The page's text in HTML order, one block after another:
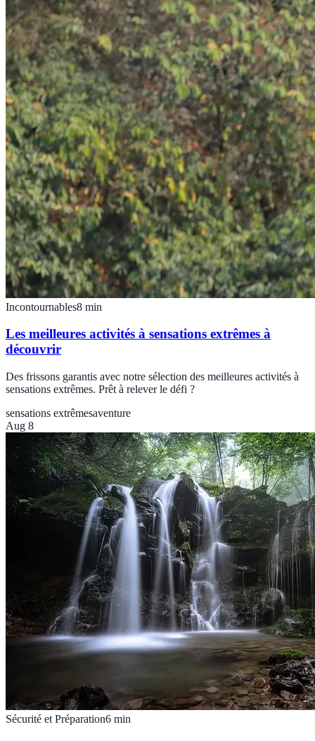
Incontournables8 min
Les meilleures activités à sensations extrêmes à
découvrir
Des frissons garantis avec notre sélection des meilleures activités à
sensations extrêmes. Prêt à relever le défi ?
sensations extrêmesaventure
Aug 8
Sécurité et Préparation6 min